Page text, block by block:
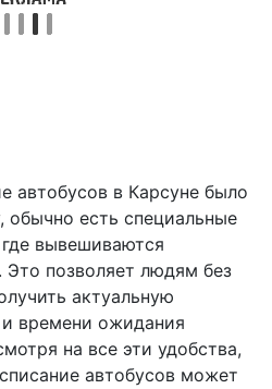
автобусов в Карсуне было
обычно есть специальные
вывешиваются
Это позволяет людям без
актуальную
времени ожидания
на все эти удобства,
автобусов может